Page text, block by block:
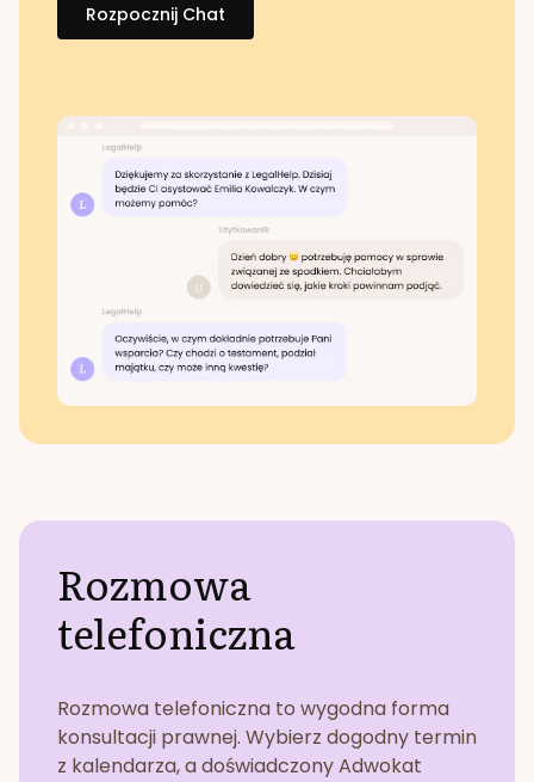
Rozpocznij Chat
Rozmowa
telefoniczna
Rozmowa telefoniczna to wygodna forma
konsultacji prawnej. Wybierz dogodny termin
z kalendarza, a doświadczony Adwokat